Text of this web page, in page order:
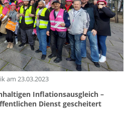
am 23.03.2023
Inflationsausgleich –
Dienst gescheitert